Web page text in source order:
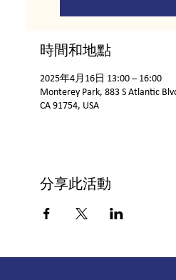
時間和地點
2025年4月16日 13:00 – 16:00
Monterey Park, 883 S Atlantic
CA 91754, USA
分享此活動